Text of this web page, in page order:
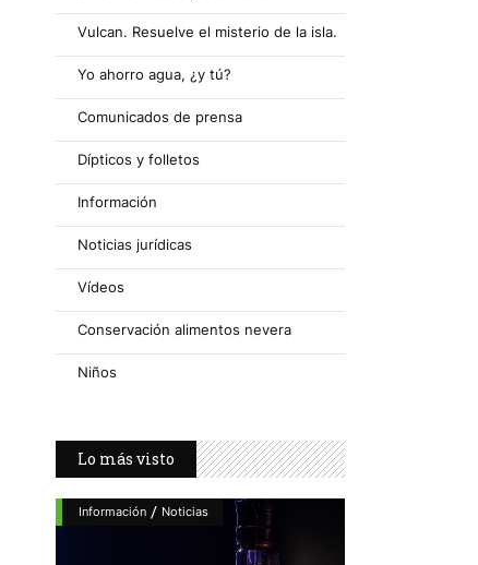
Vulcan. Resuelve el misterio de la isla.
Yo ahorro agua, ¿y tú?
Comunicados de prensa
Dípticos y folletos
Información
Noticias jurídicas
Vídeos
Conservación alimentos nevera
Niños
Lo más visto
Información / Noticias